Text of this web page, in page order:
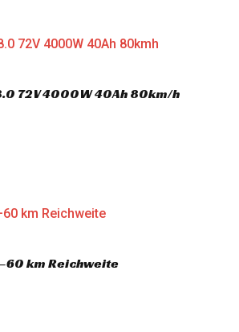
72V 4000W 40Ah 80km/h
km Reichweite